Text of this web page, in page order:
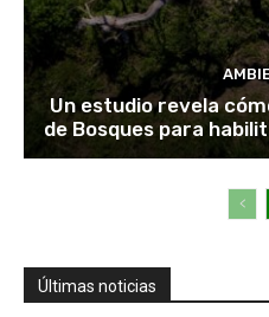
Un estudio revela
de Bosques para
Últimas noticias